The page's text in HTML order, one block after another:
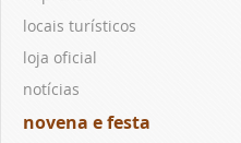
locais turísticos
loja oficial
notícias
novena e festa